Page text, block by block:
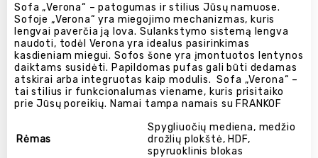
Sofa „Verona“ – patogumas ir stilius Jūsų namuose.
Sofoje „Verona“ yra miegojimo mechanizmas, kuris
lengvai paverčia ją lova. Sulankstymo sistemą lengva
naudoti, todėl Verona yra idealus pasirinkimas
kasdieniam miegui. Sofos šone yra įmontuotos lentynos
daiktams susidėti. Papildomas pufas gali būti dedamas
atskirai arba integruotas kaip modulis. Sofa „Verona“ –
tai stilius ir funkcionalumas viename, kuris prisitaiko
prie Jūsų poreikių. Namai tampa namais su FRANKOF
Rėmas
Spygliuočių mediena, medžio
drožlių plokštė, HDF,
spyruoklinis blokas